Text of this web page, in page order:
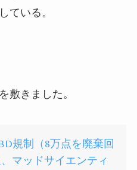
ている。
敷きました。
規制（8万点を廃棄回
マッドサイエンティ